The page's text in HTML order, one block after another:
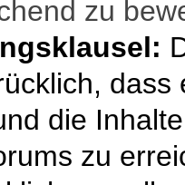
zu
die
zu